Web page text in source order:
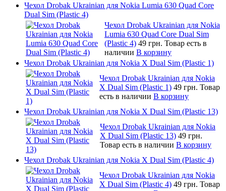
Чехол Drobak Ukrainian для Nokia Lumia 630 Quad Core
Dual Sim (Plastic 4)
Чехол Drobak Ukrainian для Nokia
Lumia 630 Quad Core Dual Sim
(Plastic 4) 49 грн. Товар есть в
наличии В корзину
Чехол Drobak Ukrainian для Nokia X Dual Sim (Plastic 1)
Чехол Drobak Ukrainian для Nokia
X Dual Sim (Plastic 1) 49 грн. Товар
есть в наличии В корзину
Чехол Drobak Ukrainian для Nokia X Dual Sim (Plastic 13)
Чехол Drobak Ukrainian для Nokia
X Dual Sim (Plastic 13) 49 грн.
Товар есть в наличии В корзину
Чехол Drobak Ukrainian для Nokia X Dual Sim (Plastic 4)
Чехол Drobak Ukrainian для Nokia
X Dual Sim (Plastic 4) 49 грн. Товар